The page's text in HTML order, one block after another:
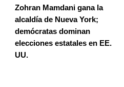
Zohran Mamdani gana la
alcaldía de Nueva York;
demócratas dominan
elecciones estatales en EE.
UU.